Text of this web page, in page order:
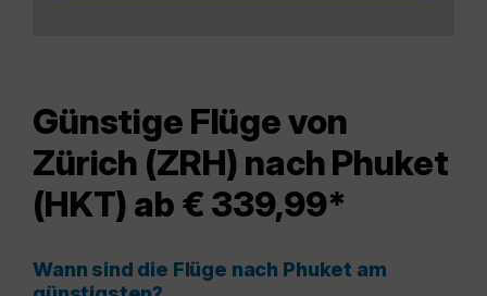
Günstige Flüge von
Zürich (ZRH) nach Phuket
(HKT) ab € 339,99*
Wann sind die Flüge nach Phuket am